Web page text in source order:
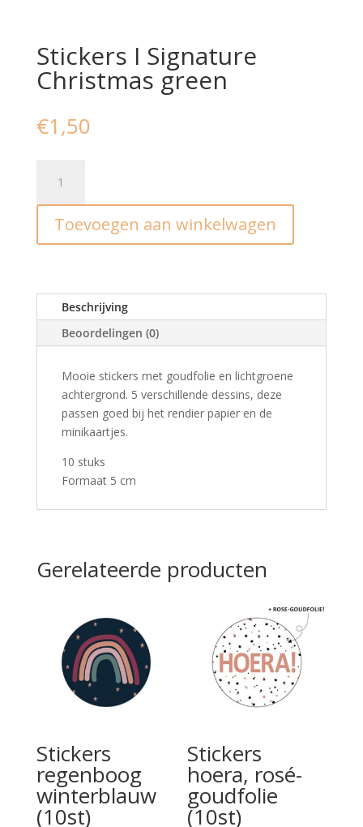
Stickers I Signature
Christmas green
€1,50
Signature
Christmas
green
Toevoegen aan winkelwagen
Beschrijving
Beoordelingen (0)
Mooie stickers met goudfolie en lichtgroene
achtergrond. 5 verschillende dessins, deze
passen goed bij het rendier papier en de
minikaartjes.
10 stuks
Formaat 5 cm
Gerelateerde producten
Stickers
regenboog
winterblauw
(10st)
Stickers
hoera, rosé-
goudfolie
(10st)